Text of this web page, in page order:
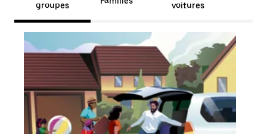
groupes
voitures